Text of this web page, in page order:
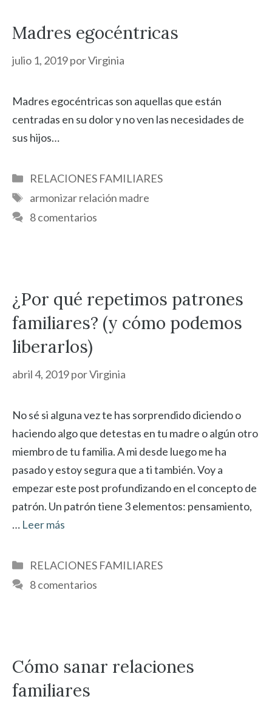
Madres egocéntricas
julio 1, 2019porVirginia
Madres egocéntricas son aquellas que están
centradas en su dolor y no ven las necesidades de
sus hijos…
Categorías
RELACIONES FAMILIARES
Etiquetas
armonizar relación madre
8 comentarios
¿Por qué repetimos patrones
familiares? (y cómo podemos
liberarlos)
abril 4, 2019porVirginia
No sé si alguna vez te has sorprendido diciendo o
haciendo algo que detestas en tu madre o algún otro
miembro de tu familia. A mi desde luego me ha
pasado y estoy segura que a ti también. Voy a
empezar este post profundizando en el concepto de
patrón. Un patrón tiene 3 elementos: pensamiento,
… Leer más
Categorías
RELACIONES FAMILIARES
8 comentarios
Cómo sanar relaciones
familiares